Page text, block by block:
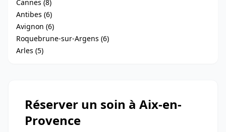
Cannes (8)
Antibes (6)
Avignon (6)
Roquebrune-sur-Argens (6)
Arles (5)
Réserver un soin à Aix-en-
Provence